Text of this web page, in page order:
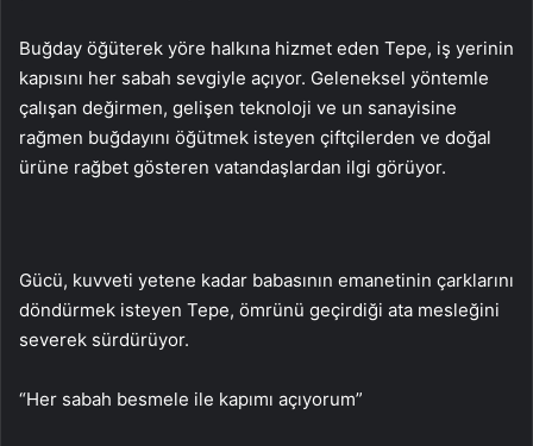
Buğday öğüterek yöre halkına hizmet eden Tepe, iş yerinin
kapısını her sabah sevgiyle açıyor. Geleneksel yöntemle
çalışan değirmen, gelişen teknoloji ve un sanayisine
rağmen buğdayını öğütmek isteyen çiftçilerden ve doğal
ürüne rağbet gösteren vatandaşlardan ilgi görüyor.
Gücü, kuvveti yetene kadar babasının emanetinin çarklarını
döndürmek isteyen Tepe, ömrünü geçirdiği ata mesleğini
severek sürdürüyor.
“Her sabah besmele ile kapımı açıyorum”